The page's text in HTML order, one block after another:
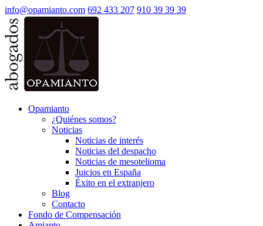
info@opamianto.com 692 433 207 910 39 39 39
Opamianto
¿Quiénes somos?
Noticias
Noticias de interés
Noticias del despacho
Noticias de mesotelioma
Juicios en España
Éxito en el extranjero
Blog
Contacto
Fondo de Compensación